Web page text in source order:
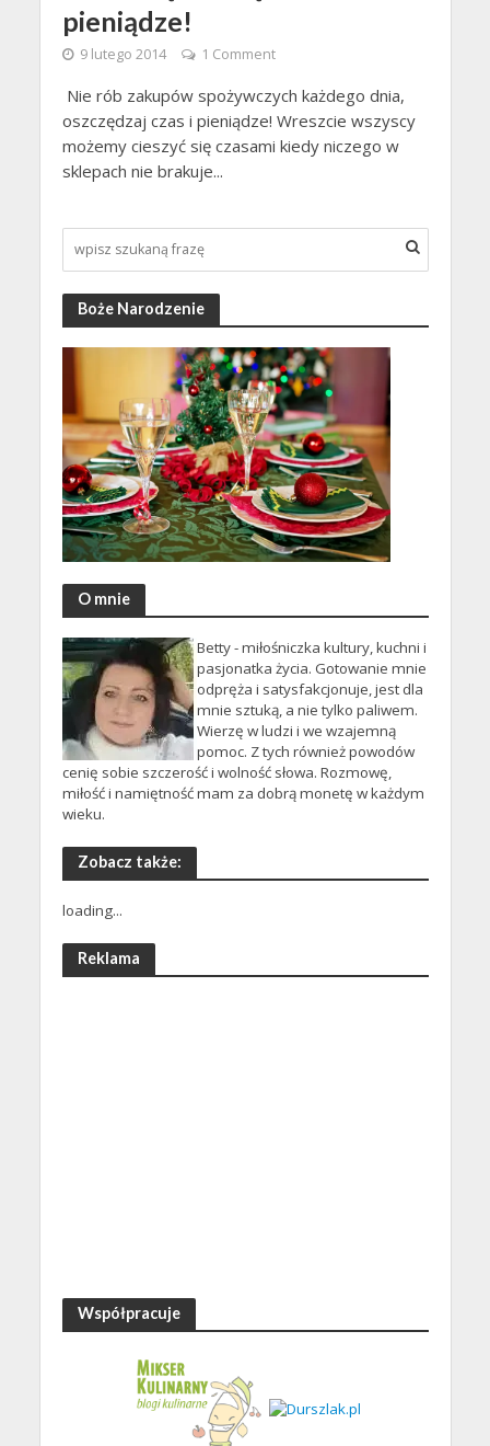
pieniądze!
9 lutego 2014 1 Comment
Nie rób zakupów spożywczych każdego dnia,
oszczędzaj czas i pieniądze! Wreszcie wszyscy
możemy cieszyć się czasami kiedy niczego w
sklepach nie brakuje...
Boże Narodzenie
O mnie
Betty - miłośniczka kultury, kuchni i
pasjonatka życia. Gotowanie mnie
odpręża i satysfakcjonuje, jest dla
mnie sztuką, a nie tylko paliwem.
Wierzę w ludzi i we wzajemną
pomoc. Z tych również powodów
cenię sobie szczerość i wolność słowa. Rozmowę,
miłość i namiętność mam za dobrą monetę w każdym
wieku.
Zobacz także:
loading...
Reklama
Współpracuje